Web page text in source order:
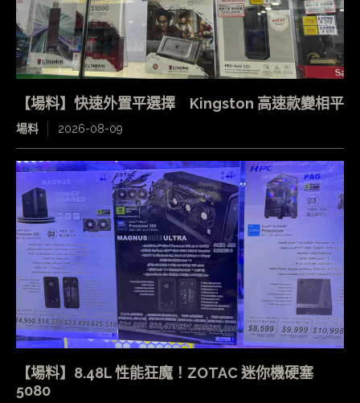
【場料】快速外置平選擇 Kingston 高速款變相平
場料 2026-08-09
【場料】8.48L 性能狂魔！ZOTAC 迷你機硬塞
5080